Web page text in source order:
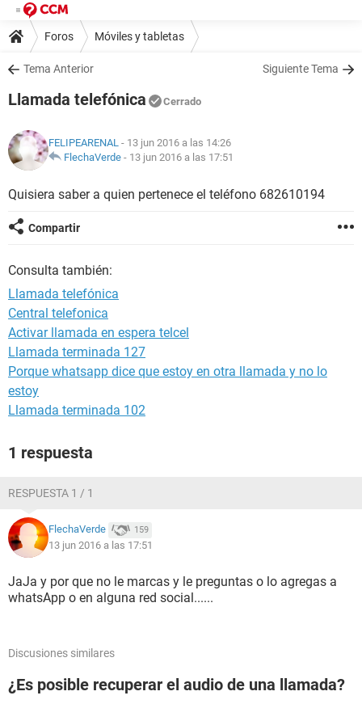
Foros Móviles y tabletas
Tema Anterior Siguiente Tema
Llamada telefónica Cerrado
FELIPEARENAL - 13 jun 2016 a las 14:26
FlechaVerde - 13 jun 2016 a las 17:51
Quisiera saber a quien pertenece el teléfono 682610194
Compartir
Consulta también:
Llamada telefónica
Central telefonica
Activar llamada en espera telcel
Llamada terminada 127
Porque whatsapp dice que estoy en otra llamada y no lo
estoy
Llamada terminada 102
1 respuesta
RESPUESTA 1 / 1
FlechaVerde 159
13 jun 2016 a las 17:51
JaJa y por que no le marcas y le preguntas o lo agregas a
whatsApp o en alguna red social......
Discusiones similares
¿Es posible recuperar el audio de una llamada?